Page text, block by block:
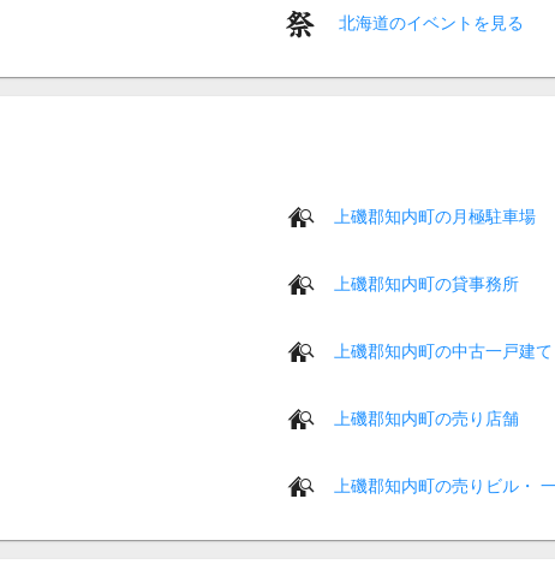
北海道のイベントを見る
上磯郡知内町の月極駐車場
上磯郡知内町の貸事務所
上磯郡知内町の中古一戸建て
上磯郡知内町の売り店舗
上磯郡知内町の売りビル・